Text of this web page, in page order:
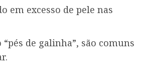
em excesso de pele nas
de galinha”, são comuns